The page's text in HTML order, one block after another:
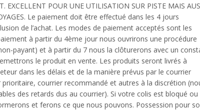
EXCELLENT POUR UNE UTILISATION SUR PISTE MAIS
Le paiement doit être effectué dans les 4 jours
de l’achat. Les modes de paiement acceptés sont les
à partir du 4ème jour nous ouvrirons une procédure
payant) et à partir du 7 nous la clôturerons avec un
le produit en vente. Les produits seront livrés à
dans les délais et de la manière prévus par le courrier
prioritaire, courrier recommandé et autres à la discrétion
des retards dus au courrier). Si votre colis est bloqué ou
et ferons ce que nous pouvons. Possession pour